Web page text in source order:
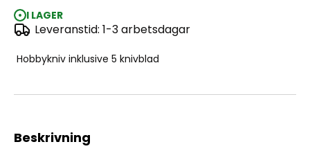
I LAGER
Leveranstid: 1-3 arbetsdagar
Hobbykniv inklusive 5 knivblad
AP Hobby Knife
Beskrivning